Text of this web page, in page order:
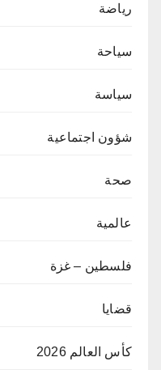
رياضة
سياحة
سياسة
شؤون اجتماعية
صحة
عالمية
فلسطين – غزة
قضايا
كأس العالم 2026